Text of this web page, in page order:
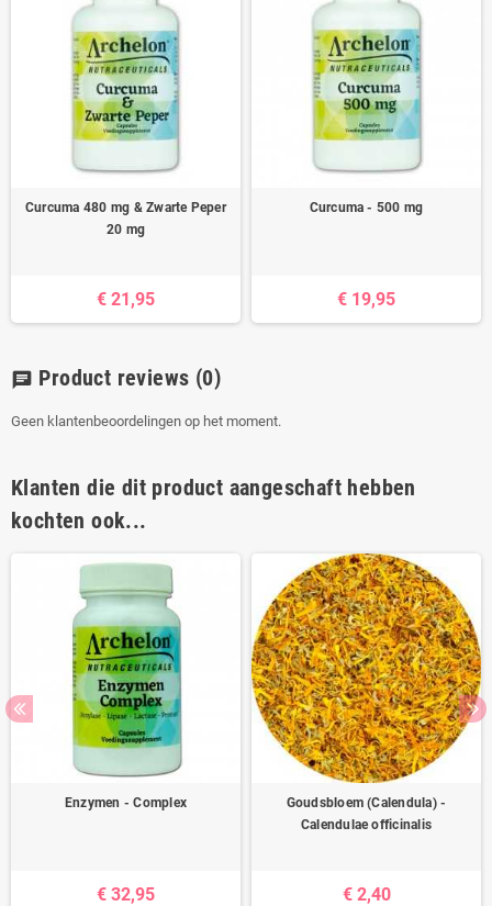
Curcuma 480 mg & Zwarte Peper
20 mg
€ 21,95
Curcuma - 500 mg
€ 19,95
chat Product reviews (0)
Geen klantenbeoordelingen op het moment.
Klanten die dit product aangeschaft hebben
kochten ook...
Enzymen - Complex
€ 32,95
Goudsbloem (Calendula) -
Calendulae officinalis
€ 2,40